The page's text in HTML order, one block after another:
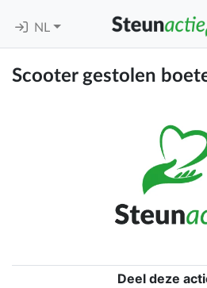
NL
Scooter gestolen
Deel deze